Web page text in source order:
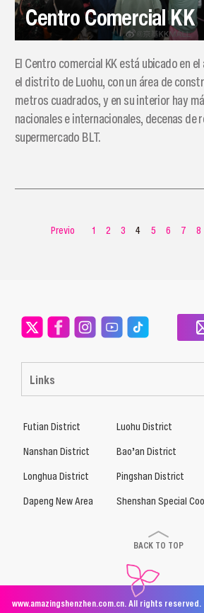
Centro Comercial KK
El Centro comercial KK está ubicado en
el distrito de Luohu, con un área de
metros cuadrados, y en su interior hay
nacionales e internacionales, decenas de
supermercado BLT.
Previo 1 2 3 4 5 6 7 8
Links
Futian District Luohu District
Nanshan District
Bao’an District
Longhua District
Pingshan District
Dapeng New Area
Shenshan Special
BACK TO TOP
www.amazingshenzhen.com.cn. All rights